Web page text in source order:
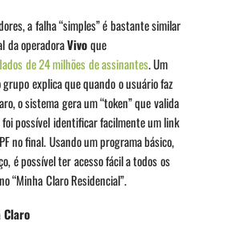
a falha “simples” é bastante similar
da operadoraVivoque
de 24 milhões de assinantes. Um
explica que quando o usuário faz
o sistema gera um “token” que valida
possível identificar facilmente um link
no final. Usando um programa básico,
é possível ter acesso fácil a todos os
“Minha Claro Residencial”.
Claro